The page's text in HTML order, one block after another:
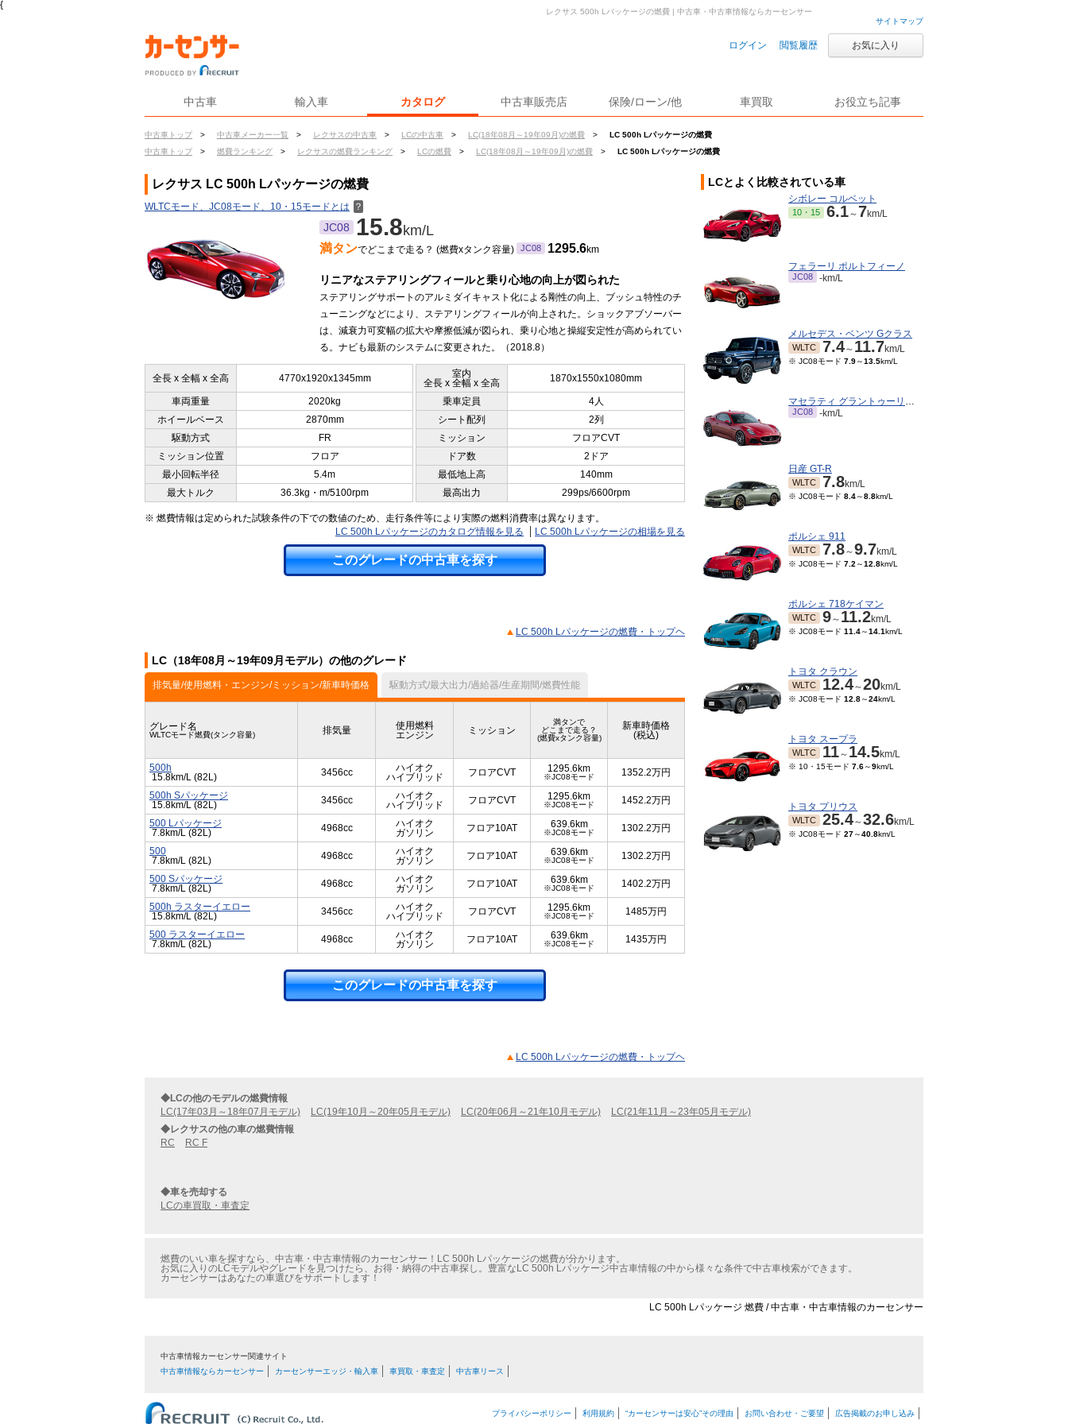
{
サイトマップ
ログイン 閲覧履歴 お気に入り
中古車 輸入車 カタログ 中古車販売店 保険/ローン/他 車買取 お役立ち記事
中古車トップ > 中古車メーカー一覧 > レクサスの中古車 > LCの中古車 > LC(18年08月～19年09月)の燃費 >
LC 500h Lパッケージの燃費
中古車トップ
> 燃費ランキング > レクサスの燃費ランキング > LCの燃費 > LC(18年08月～19年09月)の燃費 > LC 500h Lパッケージの燃費
レクサス 500h Lパッケージの燃費 | 中古車・中古車情報ならカーセンサー
レクサス LC 500h Lパッケージの燃費
WLTCモード、JC08モード、10・15モードとは ？
JC08 15.8km/L
満タンでどこまで走る？ (燃費xタンク容量) JC08 1295.6km
リニアなステアリングフィールと乗り心地の向上が図られた
ステアリングサポートのアルミダイキャスト化による剛性の向上、ブッシュ特性のチ
ューニングなどにより、ステアリングフィールが向上された。ショックアブソーバー
は、減衰力可変幅の拡大や摩擦低減が図られ、乗り心地と操縦安定性が高められてい
る。ナビも最新のシステムに変更された。（2018.8）
全長 x 全幅 x 全高 4770x1920x1345mm
室内
全長 x 全幅 x 全高
1870x1550x1080mm
車両重量 2020kg 乗車定員
4人
ホイールベース
2870mm シート配列
2列
駆動方式
FR ミッション
フロアCVT
ミッション位置
フロア ドア数
2ドア
最小回転半径
5.4m 最低地上高
140mm
最大トルク
36.3kg・m/5100rpm 最高出力 299ps/6600rpm
※ 燃費情報は定められた試験条件の下での数値のため、走行条件等により実際の燃料消費率は異なります。
LC 500h Lパッケージのカタログ情報を見る
LC 500h Lパッケージの相場を見る
このグレードの中古車を探す
LC 500h Lパッケージの燃費・トップヘ
LC（18年08月～19年09月モデル）の他のグレード
排気量/使用燃料・エンジン/ミッション/新車時価格 駆動方式/最大出力/過給器/生産期間/燃費性能
グレード名
WLTCモード燃費(タンク容量) 排気量
使用燃料
エンジン
ミッション
満タンで
どこまで走る？
(燃費xタンク容量)
新車時価格
(税込)
500h
15.8km/L (82L)
3456cc
ハイオク
ハイブリッド
フロアCVT 1295.6km
※JC08モード 1352.2万円
500h Sパッケージ
15.8km/L (82L)
3456cc
ハイオク
ハイブリッド
フロアCVT 1295.6km
※JC08モード 1452.2万円
500 Lパッケージ
7.8km/L (82L)
4968cc
ハイオク
ガソリン
フロア10AT 639.6km
※JC08モード 1302.2万円
500
7.8km/L (82L)
4968cc
ハイオク
ガソリン
フロア10AT 639.6km
※JC08モード 1302.2万円
500 Sパッケージ
7.8km/L (82L)
4968cc
ハイオク
ガソリン
フロア10AT 639.6km
※JC08モード 1402.2万円
500h ラスターイエロー
15.8km/L (82L)
3456cc
ハイオク
ハイブリッド
フロアCVT 1295.6km
※JC08モード 1485万円
500 ラスターイエロー
7.8km/L (82L)
4968cc
ハイオク
ガソリン
フロア10AT 639.6km
※JC08モード 1435万円
このグレードの中古車を探す
LC 500h Lパッケージの燃費・トップヘ
LCとよく比較されている車
シボレー コルベット
10・15 6.1～7km/L
フェラーリ ポルトフィーノ
JC08 -km/L
メルセデス・ベンツ Gクラス
WLTC 7.4～ 11.7km/L
※ JC08モード 7.9～13.5km/L
マセラティ グラントゥーリズモ
JC08 -km/L
日産 GT-R
WLTC 7.8km/L
※ JC08モード 8.4～8.8km/L
ポルシェ 911
WLTC 7.8～9.7km/L
※ JC08モード 7.2 ～12.8km/L
ポルシェ 718ケイマン
WLTC 9～ 11.2km/L
※ JC08モード 11.4～14.1km/L
トヨタ クラウン
WLTC 12.4～20km/L
※ JC08モード 12.8～24km/L
トヨタ スープラ
WLTC 11～ 14.5km/L
※ 10・15モード 7.6～9km/L
トヨタ プリウス
WLTC 25.4～32.6km/L
※ JC08モード 27～40.8km/L
◆LCの他のモデルの燃費情報
LC(17年03月～18年07月モデル)
LC(19年10月～20年05月モデル) LC(20年06月～21年10月モデル)
LC(21年11月～23年05月モデル)
◆レクサスの他の車の燃費情報
RC
RC F
◆車を売却する
LCの車買取・車査定
燃費のいい車を探すなら、中古車・中古車情報のカーセンサー！LC 500h Lパッケージの燃費が分かります。
お気に入りのLCモデルやグレードを見つけたら、お得・納得の中古車探し。豊富なLC 500h Lパッケージ中古車情報の中から様々な条件で中古車検索ができます。
カーセンサーはあなたの車選びをサポートします！
LC 500h Lパッケージ 燃費 / 中古車・中古車情報のカーセンサー
中古車情報カーセンサー関連サイト
中古車情報ならカーセンサー
カーセンサーエッジ・輸入車 車買取・車査定 中古車リース
プライバシーポリシー 利用規約 “カーセンサーは安心”その理由 お問い合わせ・ご要望 広告掲載のお申し込み